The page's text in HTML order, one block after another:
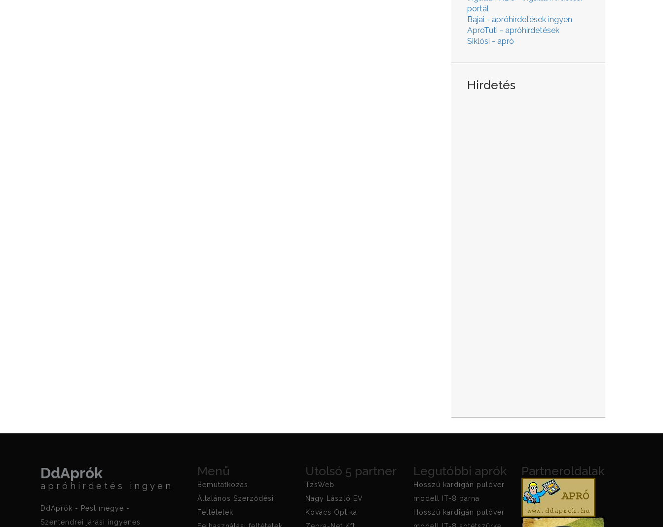
portál
Bajai - apróhirdetések ingyen
AproTuti - apróhirdetések
Siklósi - apró
Hirdetés
DdAprók
apróhirdetés ingyen
DdAprók - Pest megye -
Szentendrei járási ingyenes
Menü
Bemutatkozás
Általános Szerződési
Feltételek
Utolsó 5 partner
TzsWeb
Nagy László EV
Kovács Optika
Legutóbbi aprók
Hosszú kardigán pulóver
modell IT-8 barna
Hosszú kardigán pulóver
Partneroldalak